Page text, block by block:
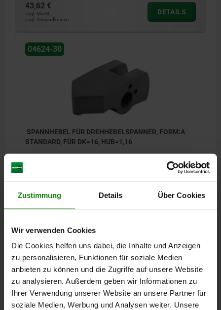
Zustimmung Details Über Cookies
Wir verwenden Cookies
Die Cookies helfen uns dabei, die Inhalte und Anzeigen
zu personalisieren, Funktionen für soziale Medien
anbieten zu können und die Zugriffe auf unsere Website
zu analysieren. Außerdem geben wir Informationen zu
Ihrer Verwendung unserer Website an unsere Partner für
soziale Medien, Werbung und Analysen weiter. Unsere
43,62 €
zzgl. MwSt.
zzgl. Versandkosten
DETAILS
04624-30
SPANNHEBEL FÜR DREHHEBELSPANNER, FORM:A
STANDARD, FÜR DK=16, HUB=1,16
H=8
L=18
Bestellnummer: 04624-30-16181
zzgl. MwSt.
04624-30